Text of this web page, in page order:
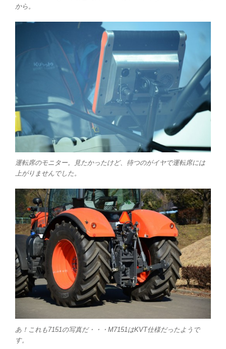
から。
運転席のモニター。見たかったけど、待つのがイヤで運転席には
上がりませんでした。
あ！これも7151の写真だ・・・M7151はKVT仕様だったようで
す。